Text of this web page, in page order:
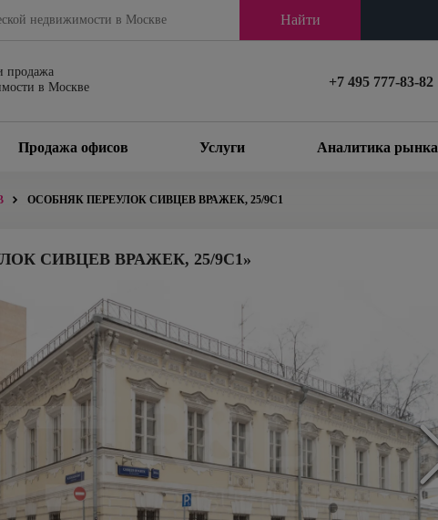
Найти
продажа
в Москве
+7 495 777-83-82
Продажа офисов Услуги Аналитика рынка
ОСОБНЯК ПЕРЕУЛОК СИВЦЕВ ВРАЖЕК, 25/9С1
СИВЦЕВ ВРАЖЕК, 25/9С1»